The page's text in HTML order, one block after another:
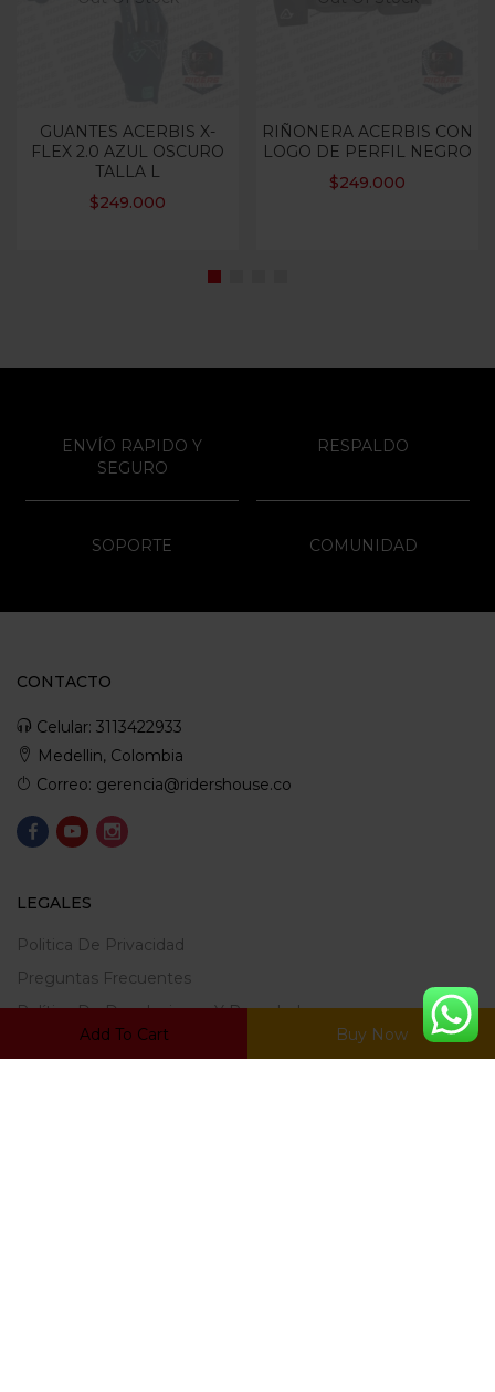
Add To Cart Buy Now
GUANTES ACERBIS X-
FLEX 2.0 AZUL OSCURO
TALLA L
$249.000
RIÑONERA ACERBIS CON
LOGO DE PERFIL NEGRO
$249.000
ENVÍO RAPIDO Y
SEGURO
RESPALDO
SOPORTE COMUNIDAD
CONTACTO
Celular: 3113422933
Medellin, Colombia
Correo: gerencia@ridershouse.co
LEGALES
Politica De Privacidad
Preguntas Frecuentes
Política De Devoluciones Y Reembolsos
Terminos Y Condiciones